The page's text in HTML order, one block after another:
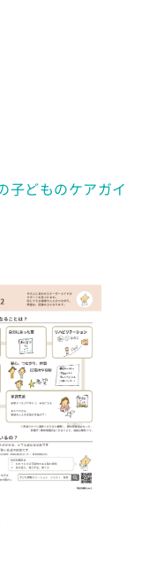
子どものケアガイ